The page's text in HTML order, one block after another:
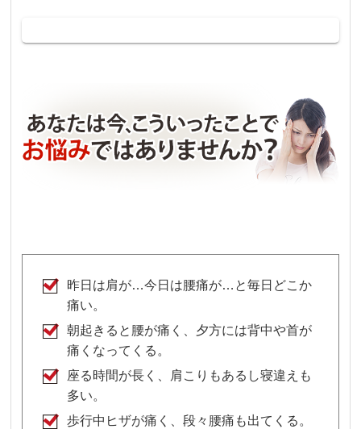
昨日は肩が…今日は腰痛が…と毎日どこか
痛い。
朝起きると腰が痛く、夕方には背中や首が
痛くなってくる。
座る時間が長く、肩こりもあるし寝違えも
多い。
歩行中ヒザが痛く、段々腰痛も出てくる。